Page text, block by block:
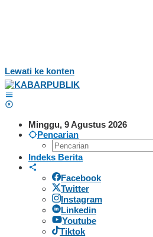
Lewati ke konten
Minggu, 9 Agustus 2026
Pencarian
Indeks Berita
Facebook
Twitter
Instagram
Linkedin
Youtube
Tiktok